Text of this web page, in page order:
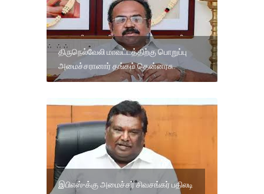
திருநெல்வேலி மாவட்டத்திற்கு பொறுப்பு
அமைச்சரானார் தங்கம் தென்னரசு.
இபிஎஸ்-க்கு அமைச்சர் சிவசங்கர் பதிலடி